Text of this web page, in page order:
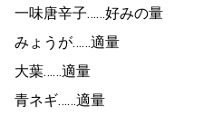
一味唐辛子……好みの量
みょうが……適量
大葉……適量
青ネギ……適量